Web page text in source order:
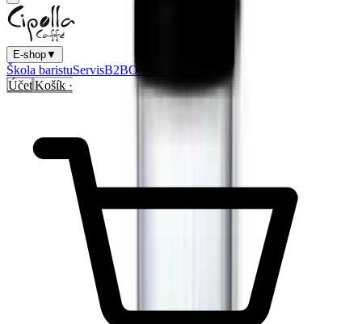
E-shop▼
Škola baristuServisB2BO nás
Účet Košík ·